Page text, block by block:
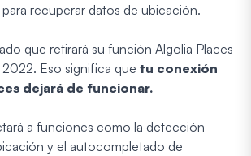
recuperar datos de ubicación.
que retirará su función Algolia Places
Eso significa que tu conexión
dejará de funcionar.
a funciones como la detección
y el autocompletado de